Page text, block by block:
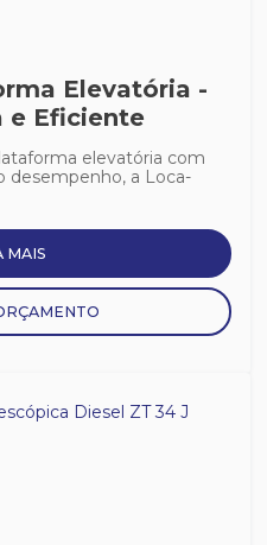
Elevatória -
e Eficiente
elevatória com
desempenho, a Loca-
MAIS